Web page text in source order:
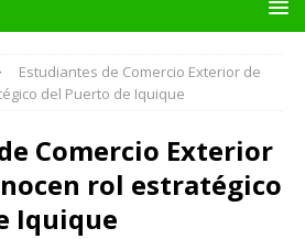
Estudiantes de Comercio Exterior de
del Puerto de Iquique
Comercio Exterior
rol estratégico
Iquique